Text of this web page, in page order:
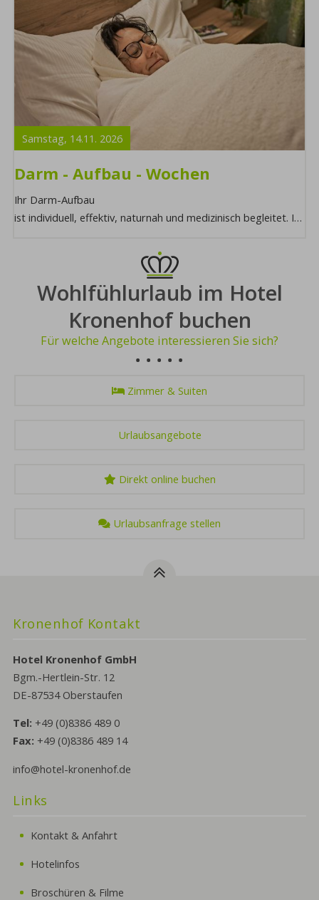
Samstag, 14.11. 2026
Darm - Aufbau - Wochen
Ihr Darm-Aufbau
ist individuell, effektiv, naturnah und medizinisch begleitet. Im
Wohlfühlurlaub im Hotel
Kronenhof buchen
Für welche Angebote interessieren Sie sich?
Zimmer & Suiten
Urlaubsangebote
Direkt online buchen
Urlaubsanfrage stellen
Kronenhof Kontakt
Hotel Kronenhof GmbH
Bgm.-Hertlein-Str. 12
DE-87534 Oberstaufen
Tel: +49 (0)8386 489 0
Fax: +49 (0)8386 489 14
info@hotel-kronenhof.de
Links
Kontakt & Anfahrt
Hotelinfos
Broschüren & Filme